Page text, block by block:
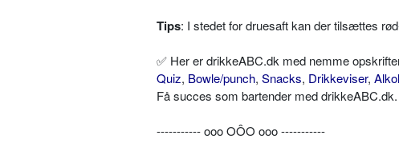
Tips: I stedet for druesaft kan der tilsættes
✅ Her er drikkeABC.dk med nemme
Quiz, Bowle/punch, Snacks, Drikkeviser,
Få succes som bartender med
----------- ooo OÔO ooo -----------